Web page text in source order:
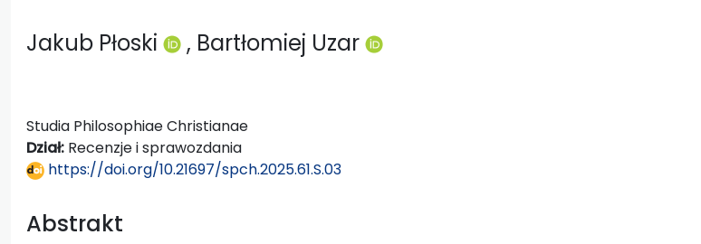
Jakub Płoski , Bartłomiej Uzar
Studia Philosophiae Christianae
Dział: Recenzje i sprawozdania
https://doi.org/10.21697/spch.2025.61.S.03
Abstrakt